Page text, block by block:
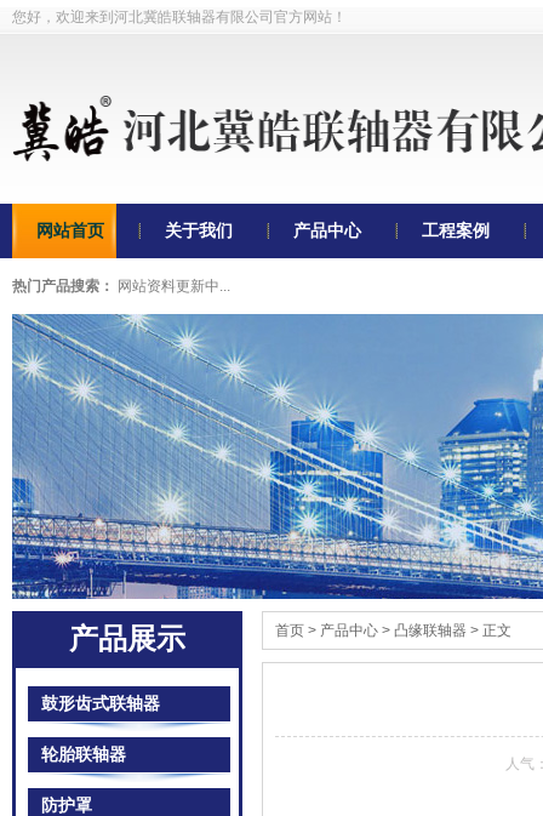
您好，欢迎来到河北冀皓联轴器有限公司官方网站！
网站首页 关于我们 产品中心 工程案例
热门产品搜索： 网站资料更新中...
产品展示
鼓形齿式联轴器
轮胎联轴器
防护罩
首页 > 产品中心 > 凸缘联轴器 > 正文
人气